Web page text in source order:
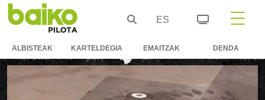
ES
ALBISTEAK KARTELDEGIA EMAITZAK DENDA